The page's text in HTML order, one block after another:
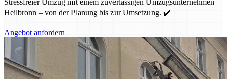
Heilbronn – von der Planung bis zur Umsetzung. ✔️
Angebot anfordern